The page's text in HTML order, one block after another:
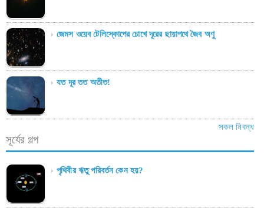
জেমস ওয়েব টেলিস্কোপের চোখে দূরের ছায়াপথে জৈব অণু
যত দূর তত অতীত!
সকল নিবন্ধ
সূর্যের গল্প
পৃথিবীর ঋতু পরিবর্তন কেন হয়?